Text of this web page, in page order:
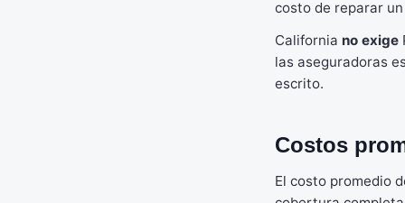
costo de reparar
California no exige
las aseguradoras
escrito.
Costos
El costo promedio